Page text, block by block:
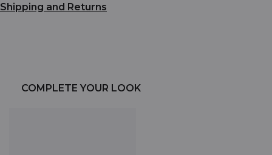
Shipping and Returns
COMPLETE YOUR LOOK